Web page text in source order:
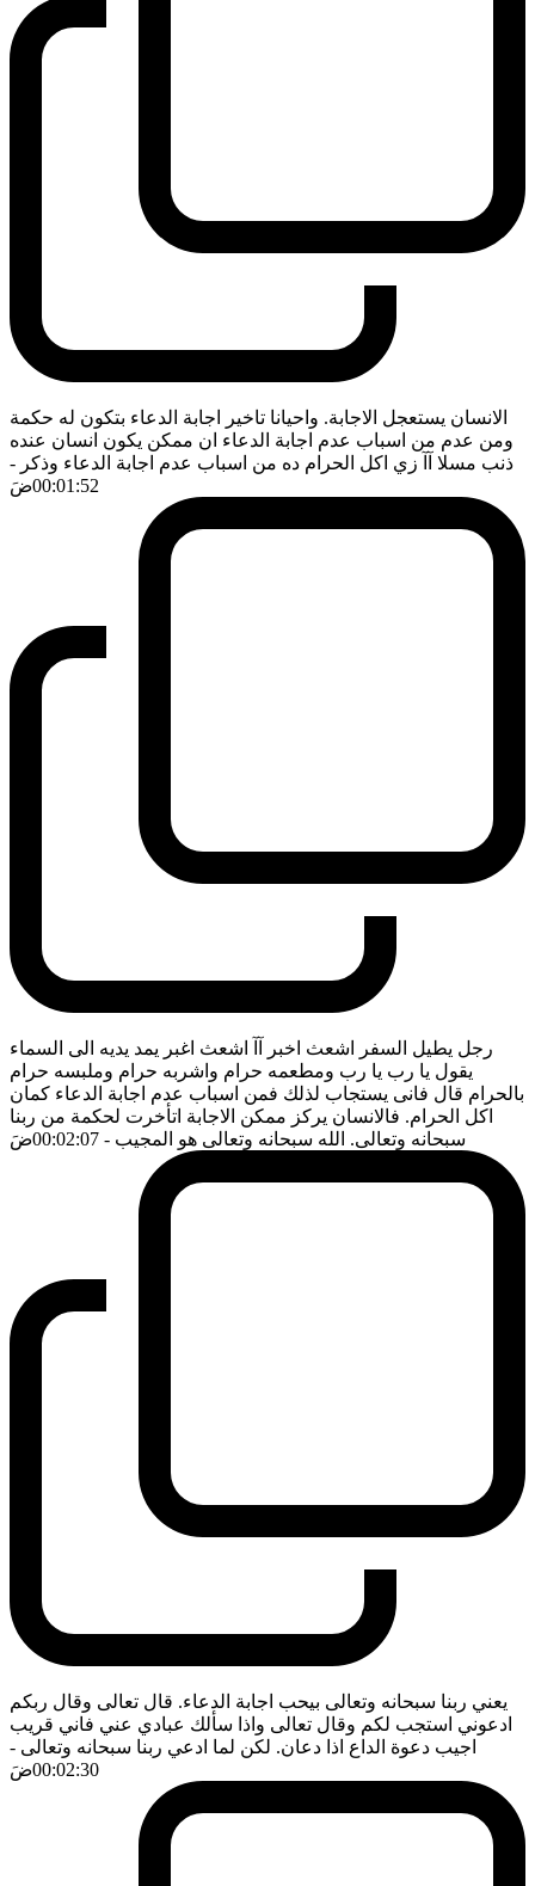
الانسان يستعجل الاجابة. واحيانا تاخير اجابة الدعاء بتكون له حكمة
ومن عدم من اسباب عدم اجابة الدعاء ان ممكن يكون انسان عنده
ذنب مسلا آآ زي اكل الحرام ده من اسباب عدم اجابة الدعاء وذكر -
00:01:52ضَ
رجل يطيل السفر اشعث اخبر آآ اشعث اغبر يمد يديه الى السماء
يقول يا رب يا رب ومطعمه حرام واشربه حرام وملبسه حرام
بالحرام قال فانى يستجاب لذلك فمن اسباب عدم اجابة الدعاء كمان
اكل الحرام. فالانسان يركز ممكن الاجابة اتأخرت لحكمة من ربنا
سبحانه وتعالى. الله سبحانه وتعالى هو المجيب - 00:02:07 ضَ
يعني ربنا سبحانه وتعالى بيحب اجابة الدعاء. قال تعالى وقال ربكم
ادعوني استجب لكم وقال تعالى واذا سألك عبادي عني فاني قريب
اجيب دعوة الداع اذا دعان. لكن لما ادعي ربنا سبحانه وتعالى -
00:02:30ضَ